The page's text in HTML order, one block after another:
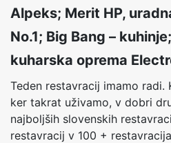
Alpeks; Merit HP,
No.1; Big Bang –
kuharska oprema
Teden restavracij imamo radi.
ker takrat uživamo, v dobri
najboljših slovenskih
restavracij v 100 +